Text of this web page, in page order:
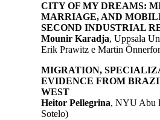
CITY OF MY DREAMS:
MARRIAGE, AND
SECOND INDUSTRIAL
Mounir Karadja, Uppsala
Erik Prawitz e Martin
MIGRATION,
EVIDENCE FROM
WEST
Heitor Pellegrina, NYU Abu
Sotelo)